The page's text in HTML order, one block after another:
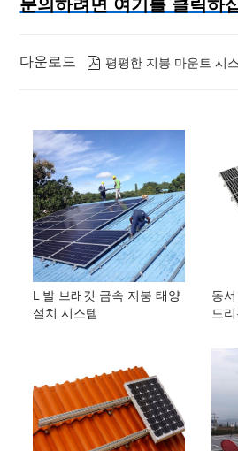
문의하려면 여기를 클릭하
다운로드  평평한 지붕 마운트 시
L 발 브래킷 금속 지붕 태양
설치 시스템
동
드